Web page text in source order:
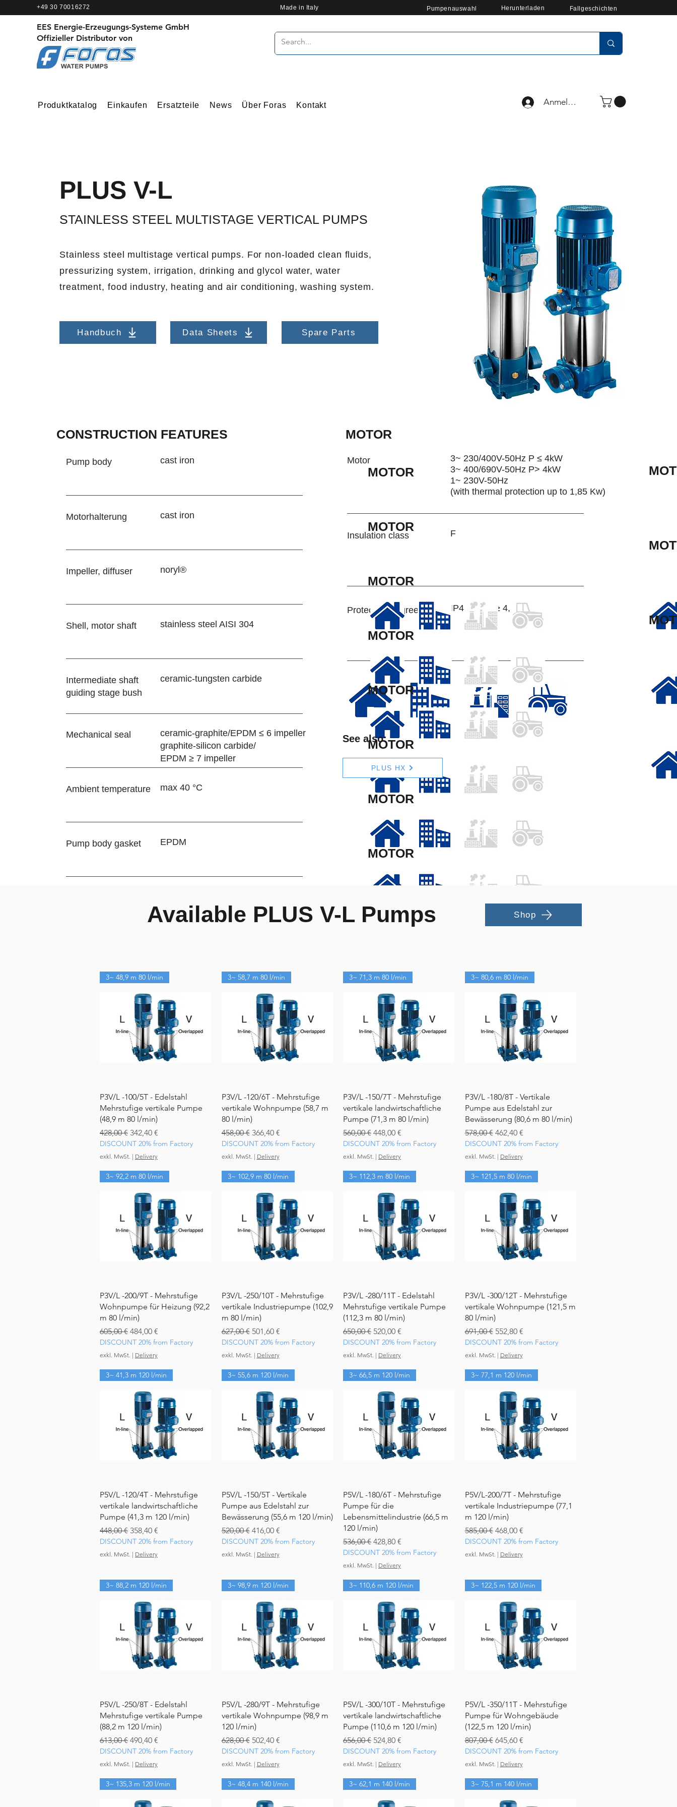
+49 30 70016272 Made in Italy Pumpenauswahl Herunterladen Fallgeschichten
EES Energie-Erzeugungs-Systeme GmbH
Offizieller Distributor von
Produktkatalog Einkaufen Ersatzteile News Über Foras Kontakt Anmelden
Stainless steel multistage vertical pumps. For non-loaded clean fluids,
pressurizing system, irrigation, drinking and glycol water, water
treatment, food industry, heating and air conditioning, washing system.
STAINLESS STEEL MULTISTAGE VERTICAL PUMPS
PLUS V-L
Handbuch Data Sheets Spare Parts
CONSTRUCTION FEATURES MOTOR
Motor
3~ 230/400V-50Hz P ≤ 4kW
3~ 400/690V-50Hz P> 4kW
1~ 230V-50Hz
(with thermal protection up to 1,85 Kw)
Insulation class F
Protection degree IP44; IP55 ≥ 4,5 HP
Pump body cast iron
MOTOR
Motorhalterung cast iron
MOTOR
Impeller, diffuser noryl®
MOTOR
Shell, motor shaft stainless steel AISI 304
MOTOR
Intermediate shaft
guiding stage bush
ceramic-tungsten carbide
MOTOR
Mechanical seal
ceramic-graphite/EPDM ≤ 6 impeller
graphite-silicon carbide/
EPDM ≥ 7 impeller
MOTOR
Ambient temperature max 40 °C
MOTOR
Pump body gasket EPDM
MOTOR
See also:
PLUS HX
Available PLUS V-L Pumps Shop
Schnellansicht
3~ 48,9 m 80 l/min
P3V/L -100/5T - Edelstahl
Mehrstufige vertikale Pumpe
(48,9 m 80 l/min)
Standardpreis
428,00 € Sale-Preis
342,40 €
DISCOUNT 20% from Factory
exkl. MwSt. | Delivery
Schnellansicht
3~ 58,7 m 80 l/min
P3V/L -120/6T - Mehrstufige
vertikale Wohnpumpe (58,7 m
80 l/min)
Standardpreis
458,00 € Sale-Preis
366,40 €
DISCOUNT 20% from Factory
exkl. MwSt. | Delivery
Schnellansicht
3~ 71,3 m 80 l/min
P3V/L -150/7T - Mehrstufige
vertikale landwirtschaftliche
Pumpe (71,3 m 80 l/min)
Standardpreis
560,00 € Sale-Preis
448,00 €
DISCOUNT 20% from Factory
exkl. MwSt. | Delivery
Schnellansicht
3~ 80,6 m 80 l/min
P3V/L -180/8T - Vertikale
Pumpe aus Edelstahl zur
Bewässerung (80,6 m 80 l/min)
Standardpreis
578,00 € Sale-Preis
462,40 €
DISCOUNT 20% from Factory
exkl. MwSt. | Delivery
Schnellansicht
3~ 92,2 m 80 l/min
P3V/L -200/9T - Mehrstufige
Wohnpumpe für Heizung (92,2
m 80 l/min)
Standardpreis
605,00 € Sale-Preis
484,00 €
DISCOUNT 20% from Factory
exkl. MwSt. | Delivery
Schnellansicht
3~ 102,9 m 80 l/min
P3V/L -250/10T - Mehrstufige
vertikale Industriepumpe (102,9
m 80 l/min)
Standardpreis
627,00 € Sale-Preis
501,60 €
DISCOUNT 20% from Factory
exkl. MwSt. | Delivery
Schnellansicht
3~ 112,3 m 80 l/min
P3V/L -280/11T - Edelstahl
Mehrstufige vertikale Pumpe
(112,3 m 80 l/min)
Standardpreis
650,00 € Sale-Preis
520,00 €
DISCOUNT 20% from Factory
exkl. MwSt. | Delivery
Schnellansicht
3~ 121,5 m 80 l/min
P3V/L -300/12T - Mehrstufige
vertikale Wohnpumpe (121,5 m
80 l/min)
Standardpreis
691,00 € Sale-Preis
552,80 €
DISCOUNT 20% from Factory
exkl. MwSt. | Delivery
Schnellansicht
3~ 41,3 m 120 l/min
P5V/L -120/4T - Mehrstufige
vertikale landwirtschaftliche
Pumpe (41,3 m 120 l/min)
Standardpreis
448,00 € Sale-Preis
358,40 €
DISCOUNT 20% from Factory
exkl. MwSt. | Delivery
Schnellansicht
3~ 55,6 m 120 l/min
P5V/L -150/5T - Vertikale
Pumpe aus Edelstahl zur
Bewässerung (55,6 m 120 l/min)
Standardpreis
520,00 € Sale-Preis
416,00 €
DISCOUNT 20% from Factory
exkl. MwSt. | Delivery
Schnellansicht
3~ 66,5 m 120 l/min
P5V/L -180/6T - Mehrstufige
Pumpe für die
Lebensmittelindustrie (66,5 m
120 l/min)
Standardpreis
536,00 € Sale-Preis
428,80 €
DISCOUNT 20% from Factory
exkl. MwSt. | Delivery
Schnellansicht
3~ 77,1 m 120 l/min
P5V/L-200/7T - Mehrstufige
vertikale Industriepumpe (77,1
m 120 l/min)
Standardpreis
585,00 € Sale-Preis
468,00 €
DISCOUNT 20% from Factory
exkl. MwSt. | Delivery
Schnellansicht
3~ 88,2 m 120 l/min
P5V/L -250/8T - Edelstahl
Mehrstufige vertikale Pumpe
(88,2 m 120 l/min)
Standardpreis
613,00 € Sale-Preis
490,40 €
DISCOUNT 20% from Factory
exkl. MwSt. | Delivery
Schnellansicht
3~ 98,9 m 120 l/min
P5V/L -280/9T - Mehrstufige
vertikale Wohnpumpe (98,9 m
120 l/min)
Standardpreis
628,00 € Sale-Preis
502,40 €
DISCOUNT 20% from Factory
exkl. MwSt. | Delivery
Schnellansicht
3~ 110,6 m 120 l/min
P5V/L -300/10T - Mehrstufige
vertikale landwirtschaftliche
Pumpe (110,6 m 120 l/min)
Standardpreis
656,00 € Sale-Preis
524,80 €
DISCOUNT 20% from Factory
exkl. MwSt. | Delivery
Schnellansicht
3~ 122,5 m 120 l/min
P5V/L -350/11T - Mehrstufige
Pumpe für Wohngebäude
(122,5 m 120 l/min)
Standardpreis
807,00 € Sale-Preis
645,60 €
DISCOUNT 20% from Factory
exkl. MwSt. | Delivery
3~ 135,3 m 120 l/min 3~ 48,4 m 140 l/min 3~ 62,1 m 140 l/min 3~ 75,1 m 140 l/min